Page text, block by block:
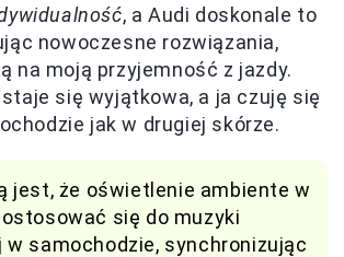
, a Audi doskonale to
nowoczesne rozwiązania,
na moją przyjemność z jazdy.
się wyjątkowa, a ja czuję się
jak w drugiej skórze.
jest, że oświetlenie ambiente w
się do muzyki
w samochodzie, synchronizując